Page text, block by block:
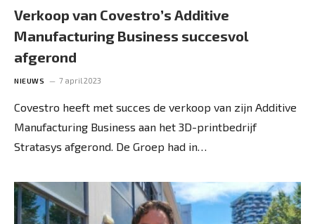
Verkoop van Covestro’s Additive
Manufacturing Business succesvol
afgerond
NIEUWS 7 april 2023
Covestro heeft met succes de verkoop van zijn Additive
Manufacturing Business aan het 3D-printbedrijf
Stratasys afgerond. De Groep had in…